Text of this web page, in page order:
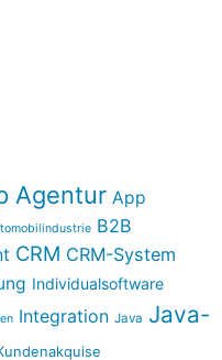
Agentur App
B2B
CRM CRM-System
Individualsoftware
Integration Java Java-